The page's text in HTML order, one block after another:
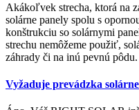
Akákoľvek strecha, ktorá na
solárne panely spolu s
konštrukciu so solárnymi
strechu nemôžeme použiť,
záhrady či na inú pevnú pôdu.
Vyžaduje prevádzka